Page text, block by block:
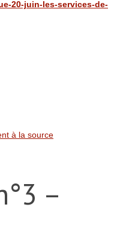
20-juin-les-services-de-
à la source
–